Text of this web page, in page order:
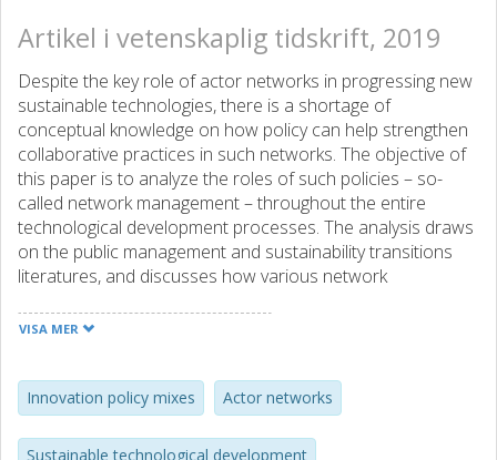
Artikel i vetenskaplig tidskrift, 2019
Despite the key role of actor networks in progressing new
sustainable technologies, there is a shortage of
conceptual knowledge on how policy can help strengthen
collaborative practices in such networks. The objective of
this paper is to analyze the roles of such policies – so-
called network management – throughout the entire
technological development processes. The analysis draws
on the public management and sustainability transitions
literatures, and discusses how various network
sustainable technologies, including how different
main contribution is an analytical framework that
addresses the changing roles of network management at
the interface between various phases of the technological
VISA MER
Innovation policy mixes Actor networks
Sustainable technological development